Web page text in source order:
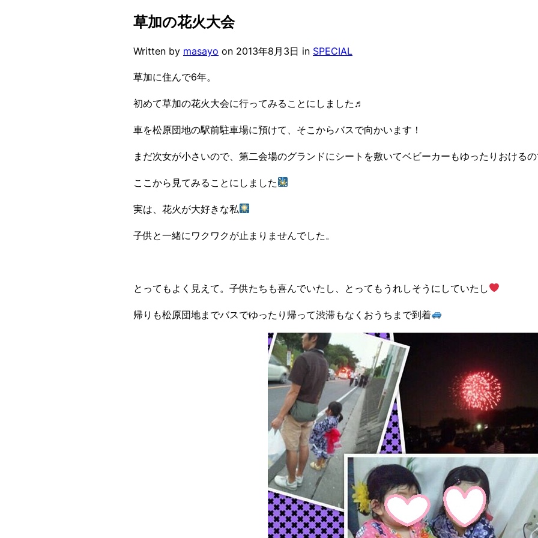
草加の花火大会
Written by masayo on 2013年8月3日 in SPECIAL
草加に住んで6年。
初めて草加の花火大会に行ってみることにしました♬
車を松原団地の駅前駐車場に預けて、そこからバスで向かいます！
まだ次女が小さいので、第二会場のグランドにシートを敷いてベビーカーもゆったりおける
ここから見てみることにしました
実は、花火が大好きな私
子供と一緒にワクワクが止まりませんでした。
とってもよく見えて。子供たちも喜んでいたし、とってもうれしそうにしていたし
帰りも松原団地までバスでゆったり帰って渋滞もなくおうちまで到着